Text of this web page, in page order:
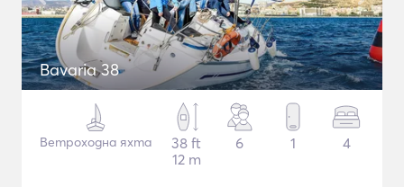
Bavaria 38
Ветроходна яхта
38 ft
12 m
6 1 4